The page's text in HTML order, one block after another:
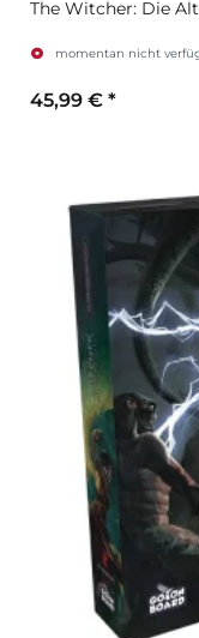
The Witcher: Die
momentan nicht
45,99 € *